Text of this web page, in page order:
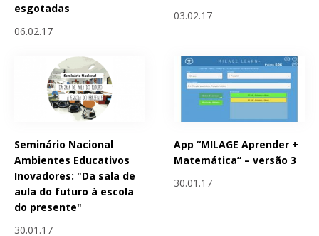
esgotadas
06.02.17
03.02.17
Seminário Nacional
Ambientes Educativos
Inovadores: "Da sala de
aula do futuro à escola
do presente"
30.01.17
App “MILAGE Aprender +
Matemática” – versão 3
30.01.17